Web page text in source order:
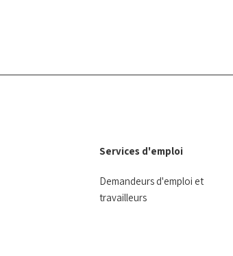
Services d'emploi
Demandeurs d'emploi et
travailleurs